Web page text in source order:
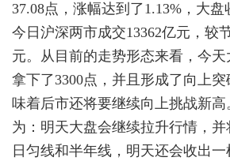
37.08点，涨幅达到了1.13%，大盘
今日沪深两市成交13362亿元，较
元。从目前的走势形态来看，今
拿下了3300点，并且形成了向上
味着后市还将要继续向上挑战新高
为：明天大盘会继续拉升行情，
日匀线和半年线，明天还会收出